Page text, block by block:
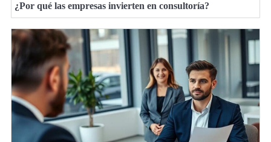
¿Por qué las empresas invierten en consultoría?